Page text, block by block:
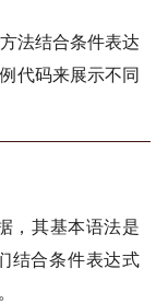
方法结合条件表达
代码来展示不同
，其基本语法是
结合条件表达式